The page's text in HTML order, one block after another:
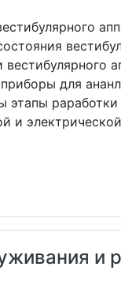
для
этапы
и
и